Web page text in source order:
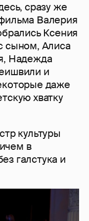
сразу же
Валерия
Ксения
сыном, Алиса
Надежда
и
даже
хватку
культуры
в
галстука и